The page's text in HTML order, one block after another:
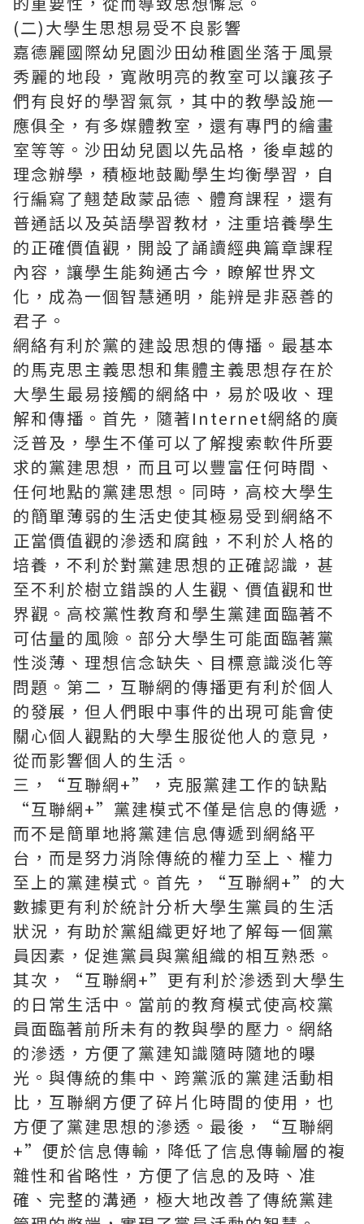
(二)大學生思想易受不良影響
嘉德麗國際幼兒園沙田幼稚園坐落于風景
秀麗的地段，寬敞明亮的教室可以讓孩子
們有良好的學習氣氛，其中的教學設施一
應俱全，有多媒體教室，還有專門的繪畫
室等等。沙田幼兒園以先品格，後卓越的
理念辦學，積極地鼓勵學生均衡學習，自
行編寫了翹楚啟蒙品德、體育課程，還有
普通話以及英語學習教材，注重培養學生
的正確價值觀，開設了誦讀經典篇章課程
內容，讓學生能夠通古今，瞭解世界文
化，成為一個智慧通明，能辨是非惡善的
君子。
網絡有利於黨的建設思想的傳播。最基本
的馬克思主義思想和集體主義思想存在於
大學生最易接觸的網絡中，易於吸收、理
解和傳播。首先，隨著Internet網絡的廣
泛普及，學生不僅可以了解搜索軟件所要
求的黨建思想，而且可以豐富任何時間、
任何地點的黨建思想。同時，高校大學生
的簡單薄弱的生活史使其極易受到網絡不
正當價值觀的滲透和腐蝕，不利於人格的
培養，不利於對黨建思想的正確認識，甚
至不利於樹立錯誤的人生觀、價值觀和世
界觀。高校黨性教育和學生黨建面臨著不
可估量的風險。部分大學生可能面臨著黨
性淡薄、理想信念缺失、目標意識淡化等
問題。第二，互聯網的傳播更有利於個人
的發展，但人們眼中事件的出現可能會使
關心個人觀點的大學生服從他人的意見，
從而影響個人的生活。
三，“互聯網+”，克服黨建工作的缺點
“互聯網+”黨建模式不僅是信息的傳遞，
而不是簡單地將黨建信息傳遞到網絡平
台，而是努力消除傳統的權力至上、權力
至上的黨建模式。首先，“互聯網+”的大
數據更有利於統計分析大學生黨員的生活
狀況，有助於黨組織更好地了解每一個黨
員因素，促進黨員與黨組織的相互熟悉。
其次，“互聯網+”更有利於滲透到大學生
的日常生活中。當前的教育模式使高校黨
員面臨著前所未有的教與學的壓力。網絡
的滲透，方便了黨建知識隨時隨地的曝
光。與傳統的集中、跨黨派的黨建活動相
比，互聯網方便了碎片化時間的使用，也
方便了黨建思想的滲透。最後，“互聯網
+”便於信息傳輸，降低了信息傳輸層的複
雜性和省略性，方便了信息的及時、准
確、完整的溝通，極大地改善了傳統黨建